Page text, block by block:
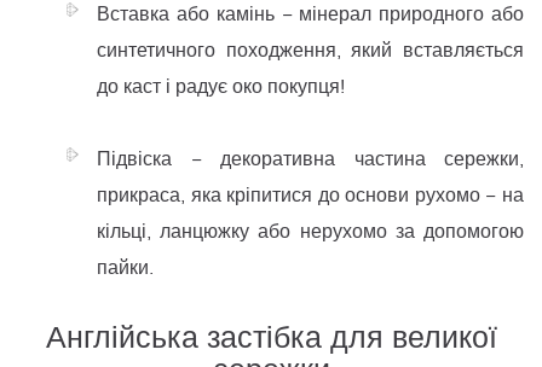
Вставка або камінь − мінерал природного або
синтетичного походження, який вставляється
до каст і радує око покупця!
Підвіска − декоративна частина сережки,
прикраса, яка кріпитися до основи рухомо − на
кільці, ланцюжку або нерухомо за допомогою
пайки.
Англійська застібка для великої